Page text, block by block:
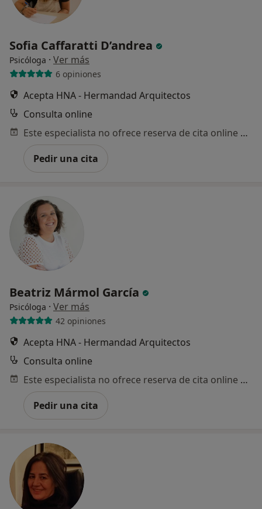
Sofia Caffaratti D’andrea
Psicóloga · Ver más
6 opiniones
Acepta HNA - Hermandad Arquitectos
Consulta online
Este especialista no ofrece reserva de cita online en esta dirección.
Pedir una cita
Beatriz Mármol García
Psicóloga · Ver más
42 opiniones
Acepta HNA - Hermandad Arquitectos
Consulta online
Este especialista no ofrece reserva de cita online en esta dirección.
Pedir una cita